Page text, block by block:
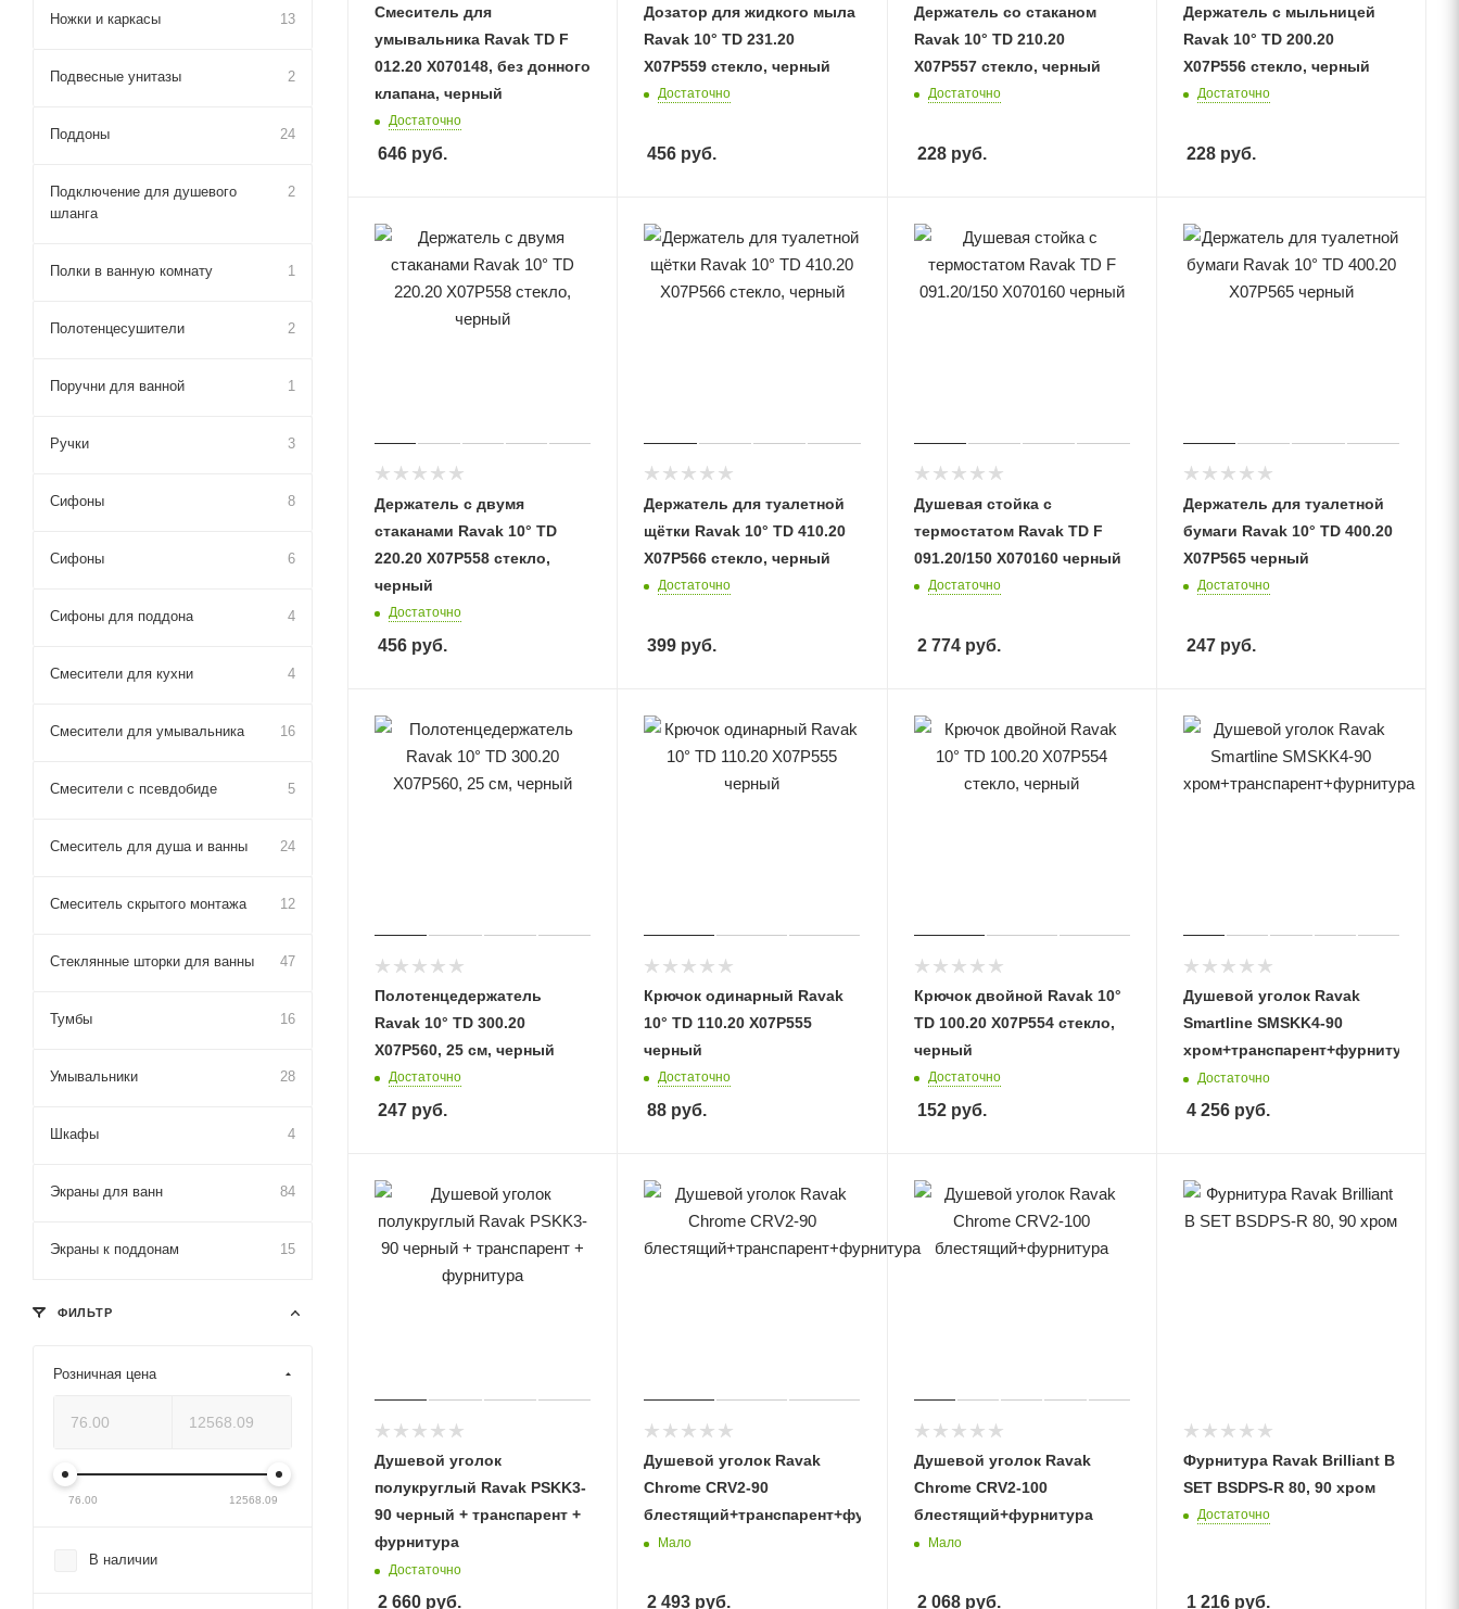
Смеситель для
умывальника Ravak TD F
012.20 X070148, без донного
клапана, черный
Достаточно
646 руб.
Дозатор для жидкого мыла
Ravak 10° TD 231.20
X07P559 стекло, черный
Достаточно
456 руб.
Держатель со стаканом
Ravak 10° TD 210.20
X07P557 стекло, черный
Достаточно
228руб.
Держатель с мыльницей
Ravak 10° TD 200.20
X07P556 стекло, черный
Достаточно
228руб.
Держатель с двумя
стаканами Ravak 10° TD
220.20 X07P558 стекло,
черный
Достаточно
456 руб.
Держатель для туалетной
щётки Ravak 10° TD 410.20
X07P566 стекло, черный
Достаточно
399 руб.
Душевая стойка с
термостатом Ravak TD F
091.20/150 X070160 черный
Достаточно
2 774руб.
Держатель для туалетной
бумаги Ravak 10° TD 400.20
X07P565 черный
Достаточно
247руб.
Полотенцедержатель
Ravak 10° TD 300.20
X07P560, 25 см, черный
Достаточно
247 руб.
Крючок одинарный Ravak
10° TD 110.20 X07P555
черный
Достаточно
88 руб.
Крючок двойной Ravak 10°
TD 100.20 X07P554 стекло,
черный
Достаточно
152руб.
Душевой уголок Ravak
Smartline SMSKK4-90
хром+транспарент+фурнитура
Достаточно
4 256руб.
Душевой уголок
полукруглый Ravak PSKK3-
90 черный + транспарент +
фурнитура
Достаточно
2 660 руб.
Душевой уголок Ravak
Chrome CRV2-90
блестящий+транспарент+фурнитура
Мало
2 493 руб.
Душевой уголок Ravak
Chrome CRV2-100
блестящий+фурнитура
Мало
2 068руб.
Фурнитура Ravak Brilliant B
SET BSDPS-R 80, 90 хром
Достаточно
1 216руб.
Ножки и каркасы 13
Подвесные унитазы 2
Поддоны 24
Подключение для душевого
шланга
2
Полки в ванную комнату 1
Полотенцесушители 2
Поручни для ванной 1
Ручки 3
Сифоны 8
Сифоны 6
Сифоны для поддона 4
Смесители для кухни 4
Смесители для умывальника 16
Смесители с псевдобиде 5
Смеситель для душа и ванны 24
Смеситель скрытого монтажа 12
Стеклянные шторки для ванны 47
Тумбы 16
Умывальники 28
Шкафы 4
Экраны для ванн 84
Экраны к поддонам 15
ФИЛЬТР
Розничная цена
76.00 12568.09
В наличии